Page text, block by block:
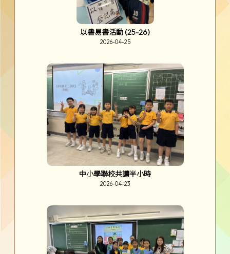
以書易書活動 (25-26)
2026-04-25
中小學聯校共讀半小時
2026-04-23